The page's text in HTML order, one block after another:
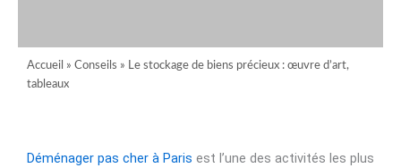
Accueil » Conseils » Le stockage de biens précieux : œuvre d’art,
tableaux
Déménager pas cher à Paris est l’une des activités les plus